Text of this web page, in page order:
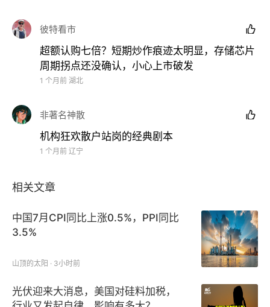
彼特看市 
超额认购七倍？短期炒作痕迹太明显，存储芯片
周期拐点还没确认，小心上市破发
1 个月前 湖北
非著名神散 
机构狂欢散户站岗的经典剧本
1 个月前 辽宁
相关文章
中国7月CPI同比上涨0.5%，PPI同比
3.5%
山顶的太阳 · 3小时前
光伏迎来大消息，美国对硅料加税，